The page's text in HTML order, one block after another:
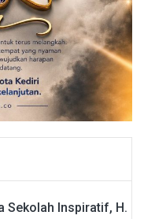
Sekolah Inspiratif, H.